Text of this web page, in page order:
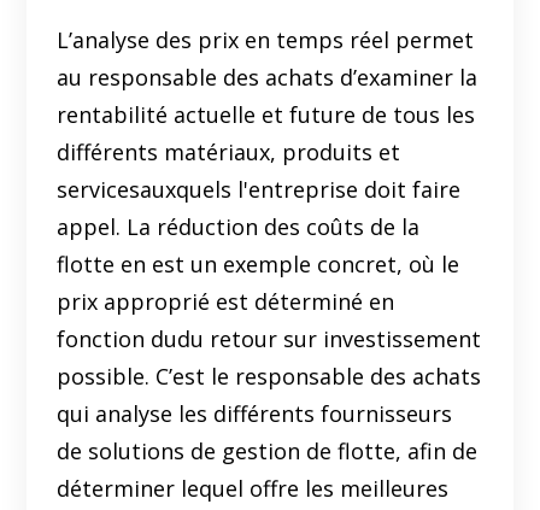
L’analyse des prix en temps réel permet
au responsable des achats d’examiner la
rentabilité actuelle et future de tous les
différents matériaux, produits et
servicesauxquels l'entreprise doit faire
appel. La réduction des coûts de la
flotte en est un exemple concret, où le
prix approprié est déterminé en
fonction dudu retour sur investissement
possible. C’est le responsable des achats
qui analyse les différents fournisseurs
de solutions de gestion de flotte, afin de
déterminer lequel offre les meilleures